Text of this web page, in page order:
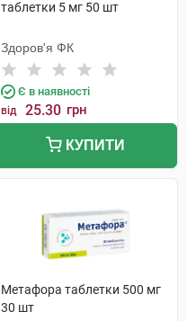
таблетки 5 мг 50 шт
Здоров'я ФК
Є в наявності
від 25.30 грн
КУПИТИ
Метафора таблетки 500 мг
30 шт